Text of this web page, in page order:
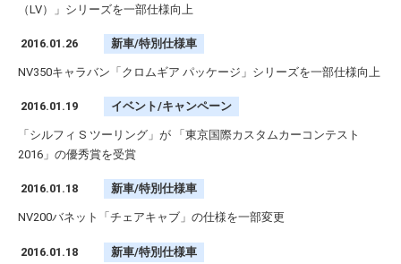
（LV）」シリーズを一部仕様向上
2016.01.26 新車/特別仕様車
NV350キャラバン「クロムギア パッケージ」シリーズを一部仕様向上
2016.01.19 イベント/キャンペーン
「シルフィ S ツーリング」が 「東京国際カスタムカーコンテスト
2016」の優秀賞を受賞
2016.01.18 新車/特別仕様車
NV200バネット「チェアキャブ」の仕様を一部変更
2016.01.18 新車/特別仕様車